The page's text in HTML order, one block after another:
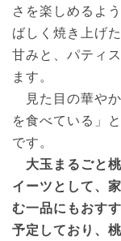
さを楽しめるよ
ばしく焼き上げ
甘みと、パティ
ます。
見た目の華や
を食べている」
です。
大玉まるごと
イーツとして、
む一品にもおす
予定しており、